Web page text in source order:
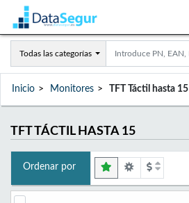
Todas las categorías
Inicio Monitores TFT Táctil hasta 15
TFT TÁCTIL HASTA 15
Ordenar por